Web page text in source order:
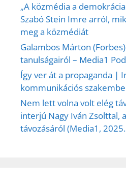
„A közmédia a
Szabó Stein Imre arról,
meg a közmédiát
Galambos Márton
tanulságairól – Media1
Így ver át a propaganda |
kommunikációs
Nem lett volna volt elég
interjú Nagy Iván Zsolttal,
távozásáról (Media1,